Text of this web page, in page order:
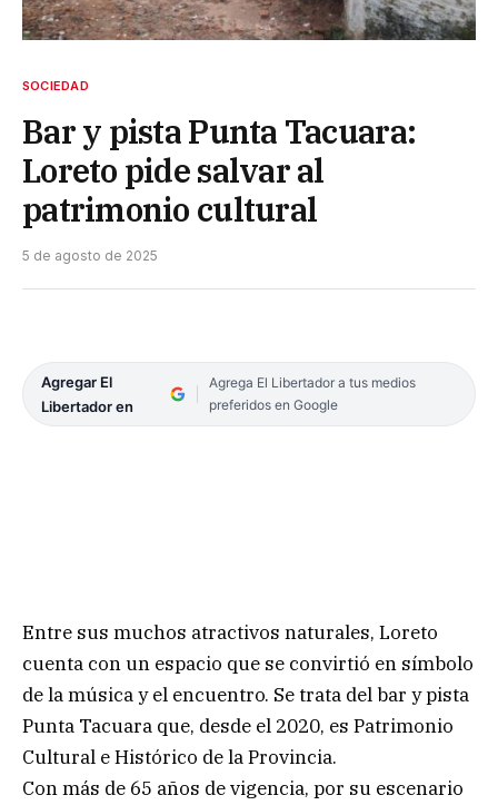
SOCIEDAD
Bar y pista Punta Tacuara:
Loreto pide salvar al
patrimonio cultural
5 de agosto de 2025
Agregar El
Libertador en
Agrega El Libertador a tus medios
preferidos en Google
Entre sus muchos atractivos naturales, Loreto
cuenta con un espacio que se convirtió en símbolo
de la música y el encuentro. Se trata del bar y pista
Punta Tacuara que, desde el 2020, es Patrimonio
Cultural e Histórico de la Provincia.
Con más de 65 años de vigencia, por su escenario